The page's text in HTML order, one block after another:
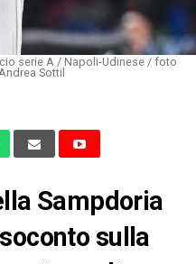
serie A / Napoli-Udinese / foto
Sottil
Sampdoria
sulla